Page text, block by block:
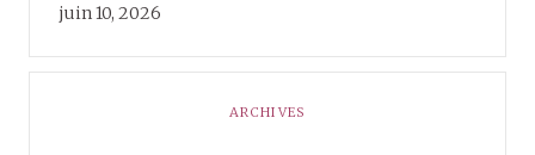
juin 10, 2026
ARCHIVES